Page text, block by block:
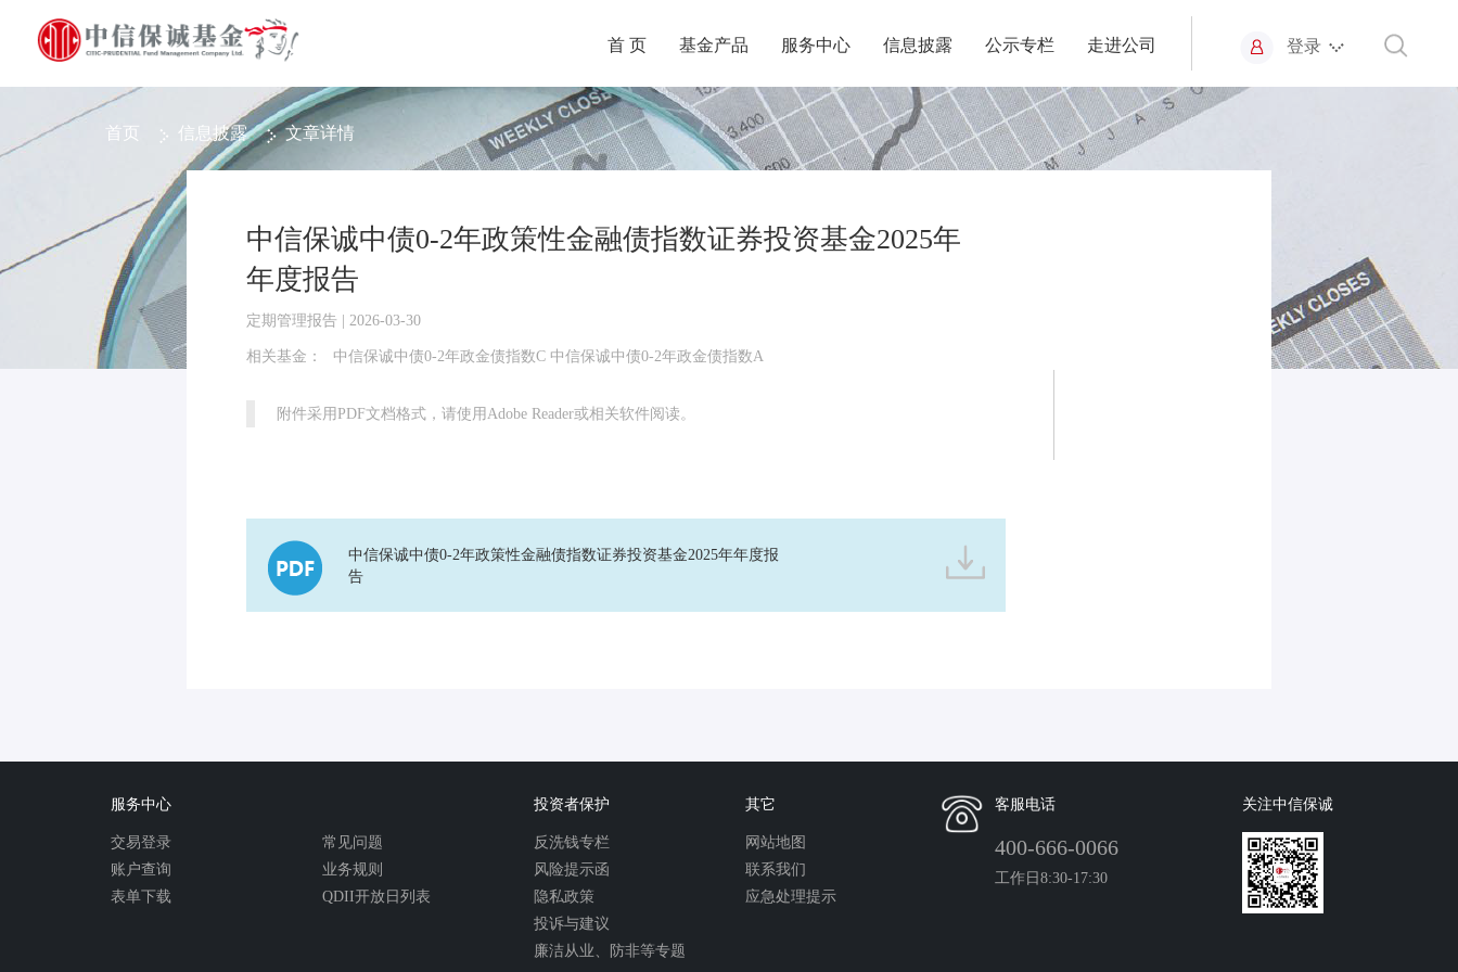
首 页 基金产品 服务中心 信息披露 公示专栏 走进公司 登录
首页 信息披露 文章详情
中信保诚中债0-2年政策性金融债指数证券投资基金2025年
年度报告
定期管理报告 | 2026-03-30
相关基金： 中信保诚中债0-2年政金债指数C 中信保诚中债0-2年政金债指数A
附件采用PDF文档格式，请使用Adobe Reader或相关软件阅读。
中信保诚中债0-2年政策性金融债指数证券投资基金2025年年度报
告
服务中心
交易登录
账户查询
表单下载
常见问题
业务规则
QDII开放日列表
投资者保护
反洗钱专栏
风险提示函
隐私政策
投诉与建议
廉洁从业、防非等专题
其它
网站地图
联系我们
应急处理提示
客服电话
400-666-0066
工作日8:30-17:30
关注中信保诚